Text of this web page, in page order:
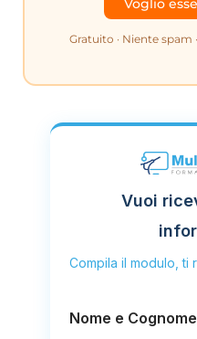
Gratuito · Niente spam
Vuoi
Compila il modulo, ti
Nome e Cognome